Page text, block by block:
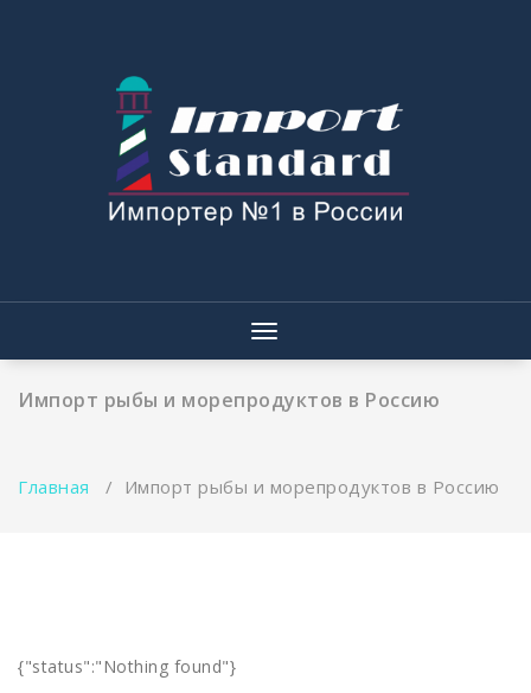
Показать/
Скрыть
Импорт рыбы и морепродуктов в Россию
Главная / Импорт рыбы и морепродуктов в Россию
{"status":"Nothing found"}